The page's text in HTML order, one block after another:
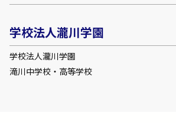
学校法人瀧川学園
学校法人瀧川学園
滝川中学校・高等学校